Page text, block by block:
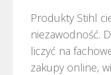
Produkty Stihl
niezawodność.
liczyć na
zakupy online,